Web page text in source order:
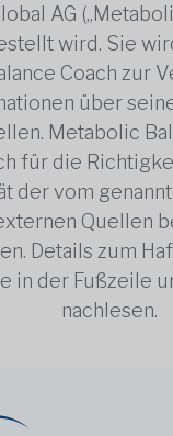
AG
wird. Sie
Coach zur
über
Metabolic
für die
der vom
Quellen
Details zum
in der Fußzeile
nachlesen.